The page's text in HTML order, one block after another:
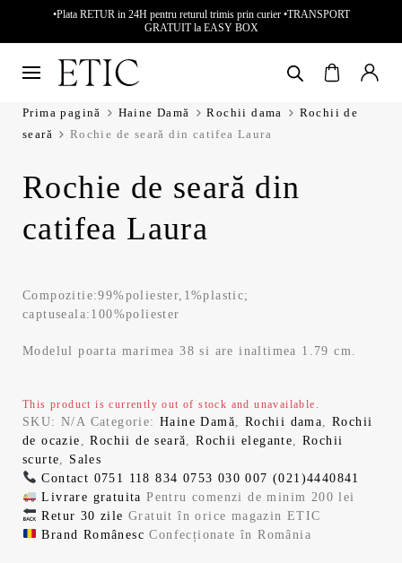
•Plata RETUR in 24H pentru returul trimis prin curier •TRANSPORT
GRATUIT la EASY BOX
Prima pagină Haine Damă Rochii dama
Rochii de
seară
Rochie de seară din catifea Laura
Rochie de seară din
catifea Laura
Compozitie:99%poliester,1%plastic;
captuseala:100%poliester
Modelul poarta marimea 38 si are inaltimea 1.79 cm.
This product is currently out of stock and unavailable.
SKU: N/A Categorie: Haine Damă, Rochii dama,Rochii
de ocazie ,Rochii de seară,Rochii elegante,Rochii
scurte, Sales
Contact 0751 118 834 0753 030 007 (021)4440841
Livrare gratuitaPentru comenzi de minim 200 lei
Retur 30 zile Gratuit în orice magazin ETIC
Brand RomânescConfecționate în România